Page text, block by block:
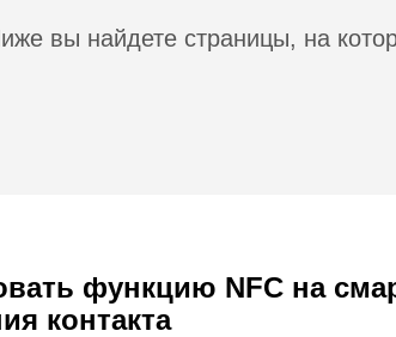
вы найдете страницы, на
функцию NFC на
контакта